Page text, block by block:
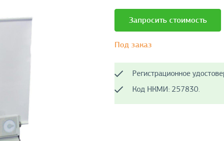
Запросить стоимость
Под заказ
Регистрационное
Код НКМИ: 257830.